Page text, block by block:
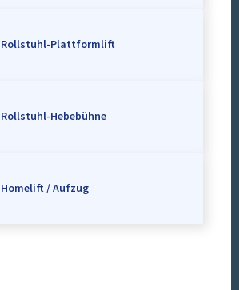
Rollstuhl-Plattformlift
Rollstuhl-Hebebühne
Homelift / Aufzug